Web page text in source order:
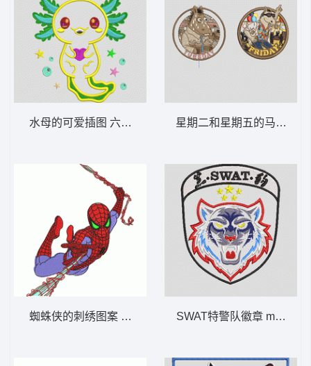
水母的可爱插图 六角恐龙鱼
蜘蛛侠的刺绣图案 蜘蛛侠
星期二和星期五的马匹
SWAT特警队徽章 m0102